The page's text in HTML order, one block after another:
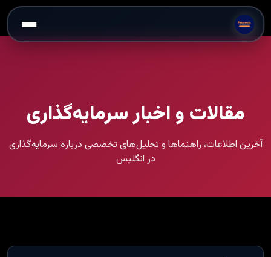
مقالات و اخبار سرمایه‌گذاری
آخرین اطلاعات، راهنماها و تحلیل‌های تخصصی درباره سرمایه‌گذاری
در انگلیس